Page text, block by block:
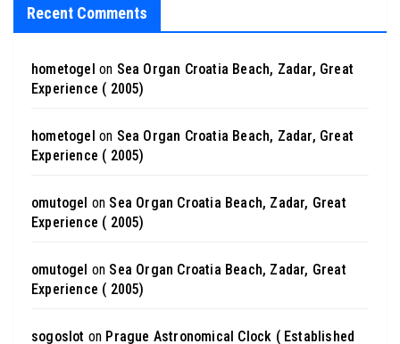
Recent Comments
hometogel on Sea Organ Croatia Beach, Zadar, Great
Experience ( 2005)
hometogel on Sea Organ Croatia Beach, Zadar, Great
Experience ( 2005)
omutogel on Sea Organ Croatia Beach, Zadar, Great
Experience ( 2005)
omutogel on Sea Organ Croatia Beach, Zadar, Great
Experience ( 2005)
sogoslot on Prague Astronomical Clock ( Established